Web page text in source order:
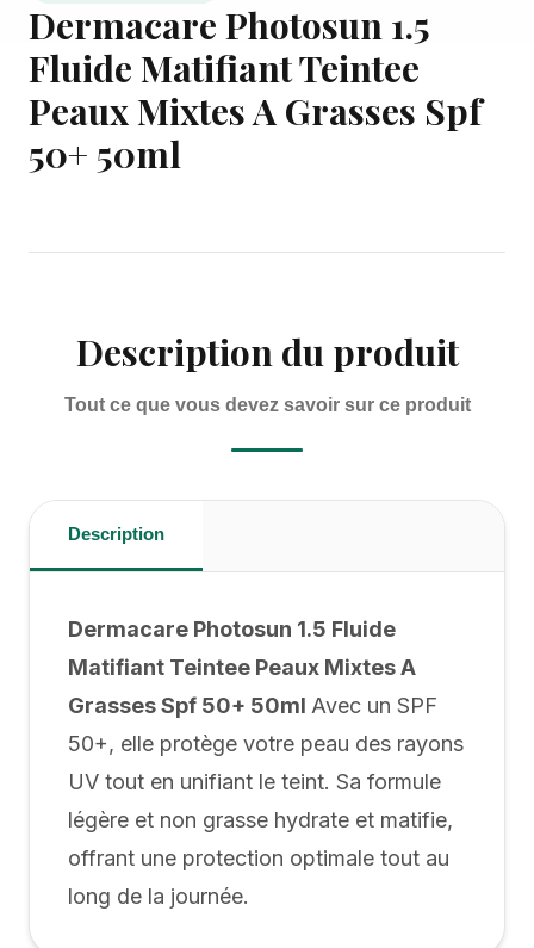
Dermacare Photosun 1.5
Fluide Matifiant Teintee
Peaux Mixtes A Grasses Spf
50+ 50ml
Description du produit
Tout ce que vous devez savoir sur ce produit
Description
Dermacare Photosun 1.5 Fluide
Matifiant Teintee Peaux Mixtes A
Grasses Spf 50+ 50ml Avec un SPF
50+, elle protège votre peau des rayons
UV tout en unifiant le teint. Sa formule
légère et non grasse hydrate et matifie,
offrant une protection optimale tout au
long de la journée.